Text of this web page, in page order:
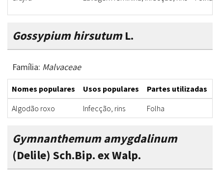
Gossypium hirsutumL.
Família: Malvaceae
Nomes populares Usos populares Partes utilizadas
Algodão roxo
Infecção, rins Folha
Gymnanthemum amygdalinum
(Delile) Sch.Bip. ex Walp.